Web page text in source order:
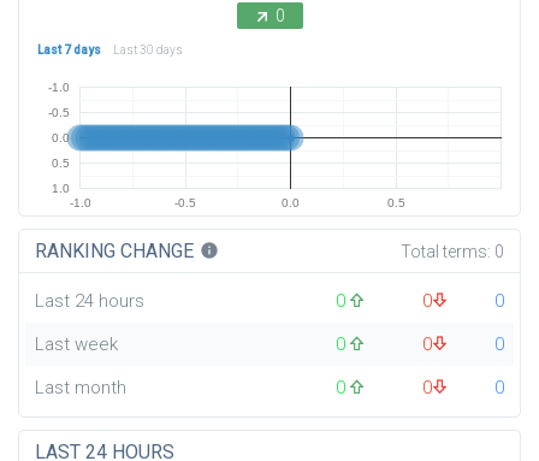
0
Last 7 days Last 30 days
-1.0 -0.5 0.0 0.5
-1.0
-0.5
0.0
0.5
1.0
RANKING CHANGE info Total terms: 0
Last 24 hours 0 0
0
Last week
0 0
0
Last month
0 0 0
LAST 24 HOURS